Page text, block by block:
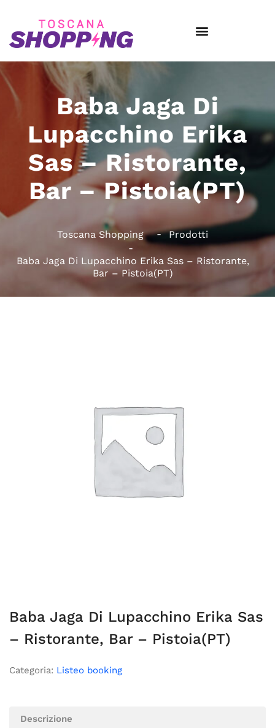
Baba Jaga Di
Lupacchino Erika
Sas – Ristorante,
Bar – Pistoia(PT)
Toscana Shopping Prodotti
Baba Jaga Di Lupacchino Erika Sas – Ristorante,
Bar – Pistoia(PT)
Baba Jaga Di Lupacchino Erika Sas
– Ristorante, Bar – Pistoia(PT)
Categoria: Listeo booking
Descrizione